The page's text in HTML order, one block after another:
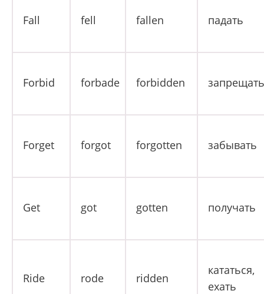
Fall fell fallen падать
Forbid forbade forbidden запрещать
Forget forgot forgotten забывать
Get got gotten получать
Ride rode ridden
кататься,
ехать